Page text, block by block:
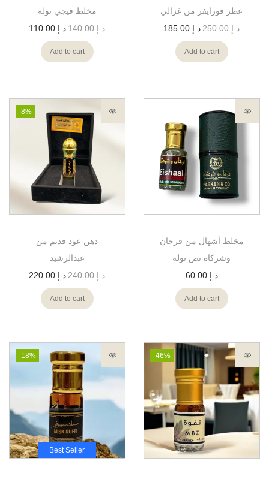
مخلط فيجي توله
د.إ140.00 د.إ
Add to cart
عطر فورايفر من غزالي
د.إ250.00 د.إ
Add to cart
-8%
دهن عود قديم من
عبدالرشيد
د.إ240.00 د.إ
Add to cart
مخلط أشهال من فرحان
وشركاه نص توله
د.إ 60.00
Add to cart
-18%
Best Seller
-46%